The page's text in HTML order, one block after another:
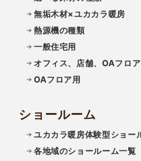
無垢木材×ユカカラ暖房
熱源機の種類
一般住宅用
オフィス、店舗、OAフロ
OAフロア用
ショールーム
ユカカラ暖房体験型ショー
各地域のショールーム一覧